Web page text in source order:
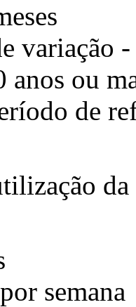
variação
anos ou
de
semana